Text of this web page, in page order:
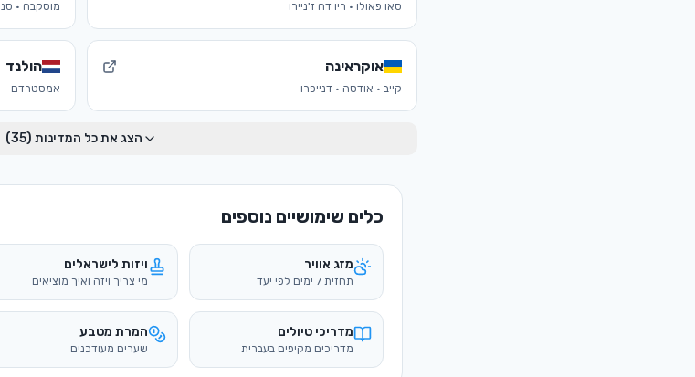
סאו פאולו · ריו דה ז'ניירו מוסקבה ·
אוקראינה
קייב · אודסה · דנייפרו
הולנד
אמסטרדם
הצג את כל המדינות (35
)
כלים שימושיים נוספים
מזג אוויר
תחזית 7 ימים לפי יעד
ויזות לישראלים
מי צריך ויזה ואיך מוציאים
מדריכי טיולים
מדריכים מקיפים בעברית
המרת מטבע
שערים מעודכנים